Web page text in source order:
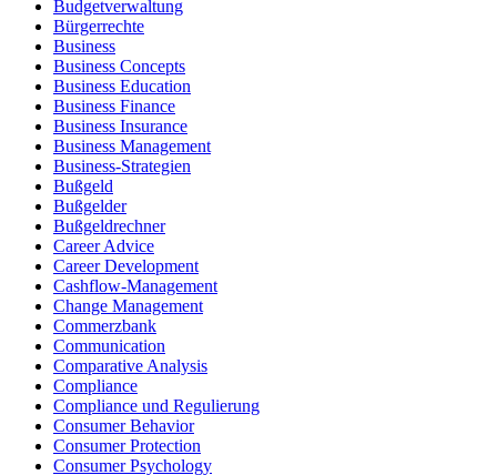
Budgetverwaltung
Bürgerrechte
Business
Business Concepts
Business Education
Business Finance
Business Insurance
Business Management
Business-Strategien
Bußgeld
Bußgelder
Bußgeldrechner
Career Advice
Career Development
Cashflow-Management
Change Management
Commerzbank
Communication
Comparative Analysis
Compliance
Compliance und Regulierung
Consumer Behavior
Consumer Protection
Consumer Psychology